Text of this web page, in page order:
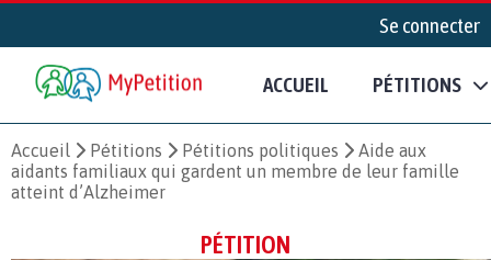
Se connecter
ACCUEIL PÉTITIONS
Accueil Pétitions Pétitions politiques
Aide aux
aidants familiaux qui gardent un membre de leur famille
atteint d’Alzheimer
PÉTITION